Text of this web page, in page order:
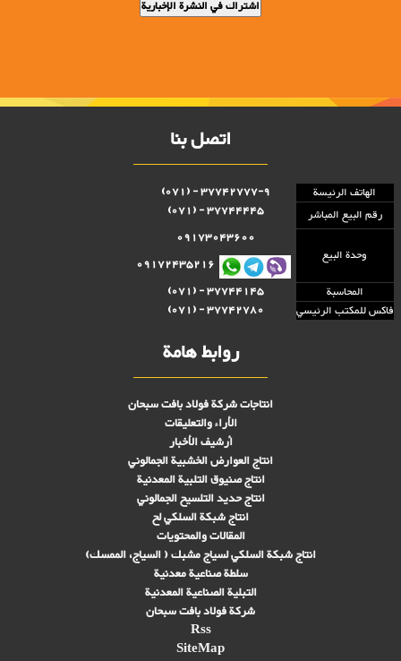
اتصل بنا
الهاتف الرئيسة
37742777-9 - (071)
رقم البيع المباشر
37744445 - (071)
وحدة البيع
09173043600
09172435216
المحاسبة
37744145 - (071)
فاكس للمكتب الرئيسي
37742780 - (071)
روابط هامة
انتاجات شركة فولاد بافت سبحان
الأراء والتعليقات
أرشيف الأخبار
انتاج العوارض الخشبية الجمالوني
انتاج صنىوق التلبية المعدنية
انتاج حديد التلسيح الجمالوني
انتاج شبكة السلكي لح
المقالات والمحتويات
انتاج شبكة السلكي لسياج مشبك ( السياج، الممسك)
سلطة صناعية معدنية
التبلیة الصناعية المعدنية
شركة فولاد بافت سبحان
Rss
SiteMap